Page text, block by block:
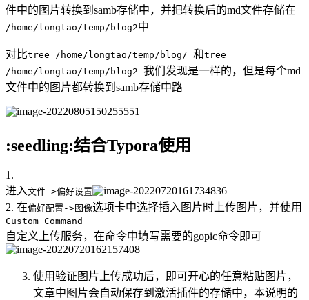
件中的图片转换到samb存储中，并把转换后的md文件存储在
/home/longtao/temp/blog2中
对比tree /home/longtao/temp/blog/ 和tree
/home/longtao/temp/blog2 我们发现是一样的，但是每个md
文件中的图片都转换到samb存储中路
:seedling:结合Typora使用
1.
进入文件->偏好设置
2. 在偏好配置->图像选项卡中选择插入图片时上传图片，并使用
Custom Command
自定义上传服务，在命令中填写需要的gopic命令即可
使用验证图片上传成功后，即可开心的任意粘贴图片，
文章中图片会自动保存到激活插件的存储中，本说明的